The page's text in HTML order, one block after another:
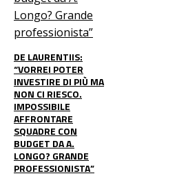
DE LAURENTIIS:
“VORREI POTER
INVESTIRE DI PIÙ MA
NON CI RIESCO.
IMPOSSIBILE
AFFRONTARE
SQUADRE CON
BUDGET DA A.
LONGO? GRANDE
PROFESSIONISTA”